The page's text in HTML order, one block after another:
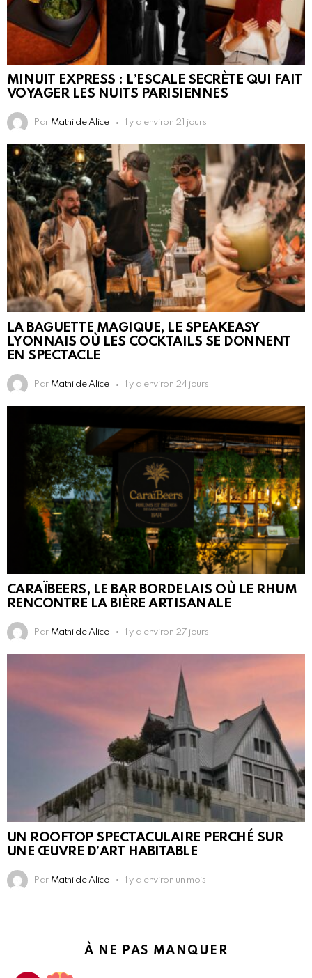
MINUIT EXPRESS : L’ESCALE SECRÈTE QUI FAIT
VOYAGER LES NUITS PARISIENNES
Par Mathilde Alice il y a environ 21 jours
LA BAGUETTE MAGIQUE, LE SPEAKEASY
LYONNAIS OÙ LES COCKTAILS SE DONNENT
EN SPECTACLE
Par Mathilde Alice il y a environ 24 jours
CARAÏBEERS, LE BAR BORDELAIS OÙ LE RHUM
RENCONTRE LA BIÈRE ARTISANALE
Par Mathilde Alice il y a environ 27 jours
UN ROOFTOP SPECTACULAIRE PERCHÉ SUR
UNE ŒUVRE D’ART HABITABLE
Par Mathilde Alice il y a environ un mois
À NE PAS MANQUER